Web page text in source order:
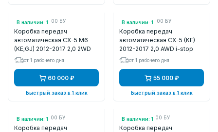
В наличии: 1
Арт.: FWLB03000 БУ
Коробка передач
автоматическая CX-5 M6
(KE;GJ) 2012-2017 2,0 2WD
от 1 рабочего дня
60 000 ₽
Быстрый заказ в 1 клик
В наличии: 1
Арт.: FW7G03000 БУ
Коробка передач
автоматическая CX-5 (KE)
2012-2017 2,0 AWD i-stop
от 1 рабочего дня
55 000 ₽
Быстрый заказ в 1 клик
В наличии: 1
Арт.: FWLF03000 БУ
Коробка передач
В наличии: 1
Арт.: FWJ903000 БУ
Коробка передач